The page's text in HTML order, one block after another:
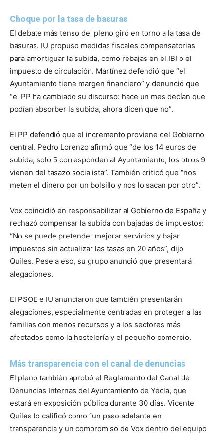
Choque por la tasa de basuras
El debate más tenso del pleno giró en torno a la tasa de
basuras. IU propuso medidas fiscales compensatorias
para amortiguar la subida, como rebajas en el IBI o el
impuesto de circulación. Martínez defendió que “el
Ayuntamiento tiene margen financiero” y denunció que
“el PP ha cambiado su discurso: hace un mes decían que
podían absorber la subida, ahora dicen que no”.
El PP defendió que el incremento proviene del Gobierno
central. Pedro Lorenzo afirmó que “de los 14 euros de
subida, solo 5 corresponden al Ayuntamiento; los otros 9
vienen del tasazo socialista”. También criticó que “nos
meten el dinero por un bolsillo y nos lo sacan por otro”.
Vox coincidió en responsabilizar al Gobierno de España y
rechazó compensar la subida con bajadas de impuestos:
“No se puede pretender mejorar servicios y bajar
impuestos sin actualizar las tasas en 20 años”, dijo
Quiles. Pese a eso, su grupo anunció que presentará
alegaciones.
El PSOE e IU anunciaron que también presentarán
alegaciones, especialmente centradas en proteger a las
familias con menos recursos y a los sectores más
afectados como la hostelería y el pequeño comercio.
Más transparencia con el canal de denuncias
El pleno también aprobó el Reglamento del Canal de
Denuncias Internas del Ayuntamiento de Yecla, que
estará en exposición pública durante 30 días. Vicente
Quiles lo calificó como “un paso adelante en
transparencia y un compromiso de Vox dentro del equipo